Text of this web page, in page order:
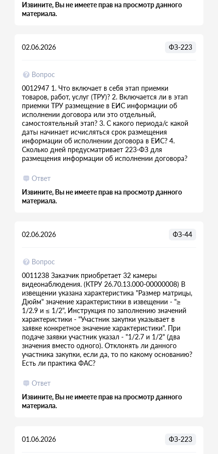
Извините, Вы не имеете прав на просмотр данного
материала.
Вопрос
0012947 1. Что включает в себя этап приемки
товаров, работ, услуг (ТРУ)? 2. Включается ли в этап
приемки ТРУ размещение в ЕИС информации об
исполнении договора или это отдельный,
самостоятельный этап? 3. С какого периода/с какой
даты начинает исчисляться срок размещения
информации об исполнении договора в ЕИС? 4.
Сколько дней предусматривает 223-ФЗ для
размещения информации об исполнении договора?
Ответ
Извините, Вы не имеете прав на просмотр данного
материала.
02.06.2026 ФЗ-223
Вопрос
0011238 Заказчик приобретает 32 камеры
видеонаблюдения. (КТРУ 26.70.13.000-00000008) В
извещении указана характеристика "Размер матрицы,
Дюйм" значение характеристики в извещении - "≥
1/2.9 и ≤ 1/2", Инструкция по заполнению значений
характеристики - "Участник закупки указывает в
заявке конкретное значение характеристики". При
подаче заявки участник указал - "1/2.7 и 1/2" (два
значения вместо одного). Отклонять ли данного
участника закупки, если да, то по какому основанию?
Есть ли практика ФАС?
Ответ
Извините, Вы не имеете прав на просмотр данного
материала.
02.06.2026 ФЗ-44
01.06.2026 ФЗ-223